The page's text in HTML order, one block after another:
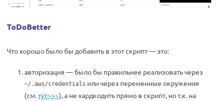
ToDoBetter
Что хорошо было бы добавить в этот скрипт — это:
авторизация — было бы правильнее реализовать через
~/.aws/credentials или через переменные окружения
(см.тут>>>), а не хардкодить прямо в скрипт, но т.к. на